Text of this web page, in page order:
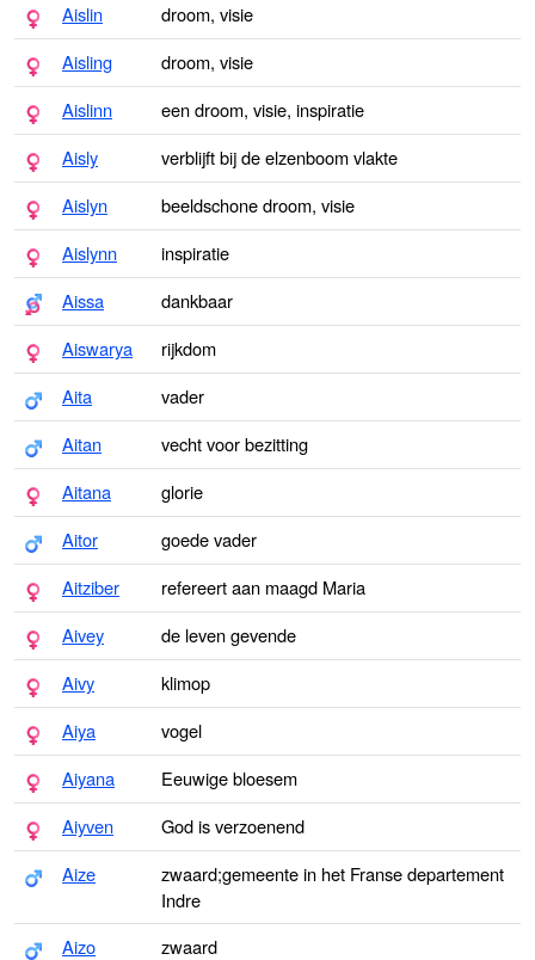
Aislin
droom, visie
Aisling
droom, visie
Aislinn
een droom, visie, inspiratie
Aisly
verblijft bij de elzenboom vlakte
Aislyn
beeldschone droom, visie
Aislynn
inspiratie
Aissa
dankbaar
Aiswarya
rijkdom
Aita
vader
Aitan
vecht voor bezitting
Aitana
glorie
Aitor
goede vader
Aitziber
refereert aan maagd Maria
Aivey
de leven gevende
Aivy
klimop
Aiya
vogel
Aiyana
Eeuwige bloesem
Aiyven
God is verzoenend
Aize
zwaard;gemeente in het Franse departement
Indre
Aizo
zwaard